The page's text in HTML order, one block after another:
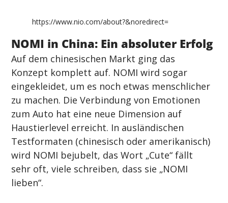
https://www.nio.com/about?&noredirect=
NOMI in China: Ein absoluter Erfolg
Auf dem chinesischen Markt ging das
Konzept komplett auf. NOMI wird sogar
eingekleidet, um es noch etwas menschlicher
zu machen. Die Verbindung von Emotionen
zum Auto hat eine neue Dimension auf
Haustierlevel erreicht. In ausländischen
Testformaten (chinesisch oder amerikanisch)
wird NOMI bejubelt, das Wort „Cute“ fällt
sehr oft, viele schreiben, dass sie „NOMI
lieben“.